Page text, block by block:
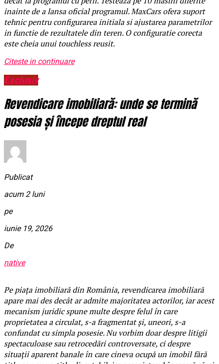
inainte de a lansa oficial programul. MaxCars ofera suport
tehnic pentru configurarea initiala si ajustarea parametrilor
in functie de rezultatele din teren. O configuratie corecta
este cheia unui touchless reusit.
Citeste in continuare
Exclusiv
Revendicare imobiliară: unde se termină
posesia și începe dreptul real
Publicat
acum 2 luni
pe
iunie 19, 2026
De
native
Pe piața imobiliară din România, revendicarea imobiliară
apare mai des decât ar admite majoritatea actorilor, iar acest
mecanism juridic spune multe despre felul în care
proprietatea a circulat, s-a fragmentat și, uneori, s-a
confundat cu simpla posesie. Nu vorbim doar despre litigii
spectaculoase sau retrocedări controversate, ci despre
situații aparent banale în care cineva ocupă un imobil fără